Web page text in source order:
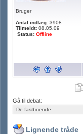
Bruger
Antal indlæg: 3908
Tilmeldt: 08.05.09
Status: Offline
Gå til debat:
Lignende tråde